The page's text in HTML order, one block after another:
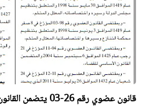
قانون عضوي رقم 26-03 يتضمن القانون الأساسي للقضاء PDF